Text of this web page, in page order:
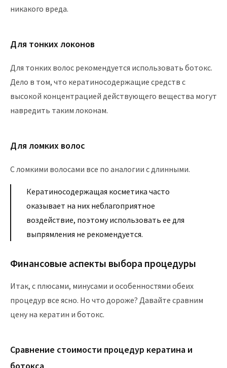
никакого вреда.
Для тонких локонов
Для тонких волос рекомендуется использовать ботокс.
Дело в том, что кератиносодержащие средств с
высокой концентрацией действующего вещества могут
навредить таким локонам.
Для ломких волос
С ломкими волосами все по аналогии с длинными.
Кератиносодержащая косметика часто
оказывает на них неблагоприятное
воздействие, поэтому использовать ее для
выпрямления не рекомендуется.
Финансовые аспекты выбора процедуры
Итак, с плюсами, минусами и особенностями обеих
процедур все ясно. Но что дороже? Давайте сравним
цену на кератин и ботокс.
Сравнение стоимости процедур кератина и